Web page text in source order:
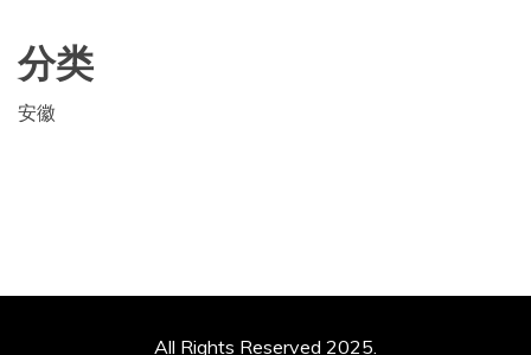
分类
安徽
All Rights Reserved 2025.